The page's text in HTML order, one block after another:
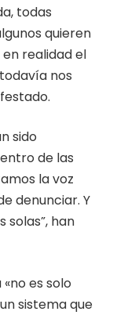
todas
quieren
en realidad el
nos
sido
de las
la voz
denunciar. Y
han
«no es solo
sistema que